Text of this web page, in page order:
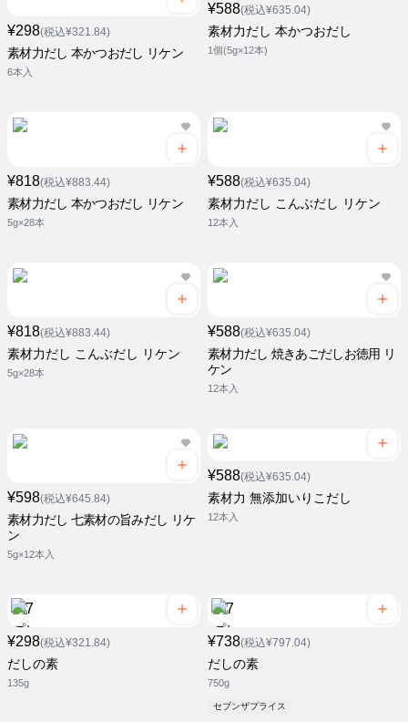
¥298(税込¥321.84)
素材力だし 本かつおだし リケン
6本入
¥588(税込¥635.04)
素材力だし 本かつおだし
1個(5g×12本)
¥818(税込¥883.44)
素材力だし 本かつおだし リケン
5g×28本
¥588(税込¥635.04)
素材力だし こんぶだし リケン
12本入
¥818(税込¥883.44)
素材力だし こんぶだし リケン
5g×28本
¥588(税込¥635.04)
素材力だし 焼きあごだしお徳用 リ
ケン
12本入
¥598(税込¥645.84)
素材力だし 七素材の旨みだし リケ
ン
5g×12本入
¥588(税込¥635.04)
素材力 無添加いりこだし
12本入
¥298(税込¥321.84)
だしの素
135g
¥738(税込¥797.04)
だしの素
750g
セブンザプライス